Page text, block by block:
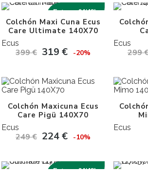
Entrega 24/48h
Colchón Maxi Cuna Ecus
Care Ultimate 140X70
Ecus
399€ 319€ -20%
Ecus
299
Colchón Maxicuna Ecus
Care Pigü 140X70
Ecus
249€ 224€ -10%
Ecus